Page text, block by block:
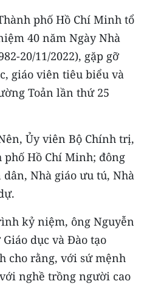
XÃ
phố Hồ Chí Minh tổ
40 năm Ngày Nhà
20/11/2022), gặp gỡ
giáo viên tiêu biểu và
Toản lần thứ 25
Ủy viên Bộ Chính trị,
Hồ Chí Minh; đông
dân, Nhà giáo ưu tú, Nhà
kỷ niệm, ông Nguyễn
dục và Đào tạo
cho rằng, với sứ mệnh
nghề trồng người cao